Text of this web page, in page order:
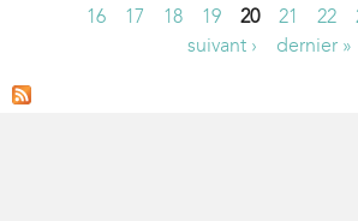
g
16
17 18 19 20 21 22
suivant ›
dernier »